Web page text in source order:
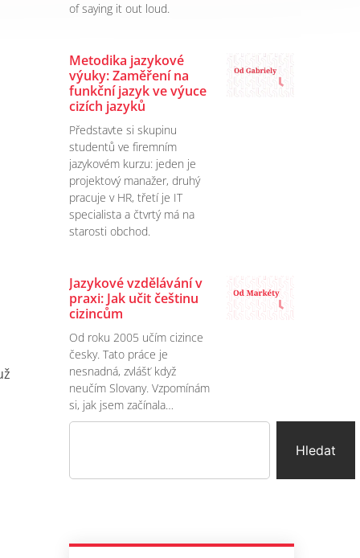
of saying it out loud.
Metodika jazykové
výuky: Zaměření na
funkční jazyk ve výuce
cizích jazyků
Představte si skupinu
studentů ve firemním
jazykovém kurzu: jeden je
projektový manažer, druhý
pracuje v HR, třetí je IT
specialista a čtvrtý má na
starosti obchod.
Jazykové vzdělávání v
praxi: Jak učit češtinu
cizincům
Od roku 2005 učím cizince
česky. Tato práce je
nesnadná, zvlášť když
neučím Slovany. Vzpomínám
si, jak jsem začínala…
Hledat